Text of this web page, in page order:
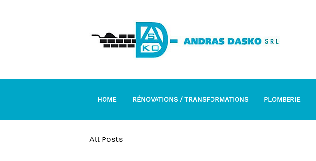
HOME RÉNOVATIONS / TRANSFORMATIONS PLOMBERIE
All Posts